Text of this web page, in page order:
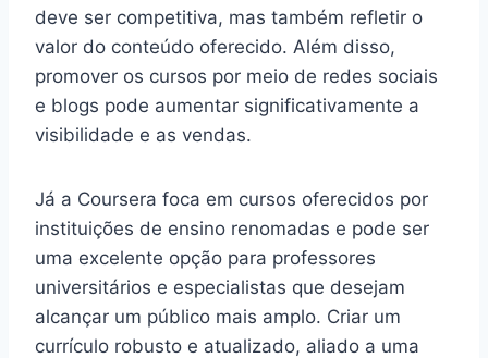
deve ser competitiva, mas também refletir o
valor do conteúdo oferecido. Além disso,
promover os cursos por meio de redes sociais
e blogs pode aumentar significativamente a
visibilidade e as vendas.
Já a Coursera foca em cursos oferecidos por
instituições de ensino renomadas e pode ser
uma excelente opção para professores
universitários e especialistas que desejam
alcançar um público mais amplo. Criar um
currículo robusto e atualizado, aliado a uma